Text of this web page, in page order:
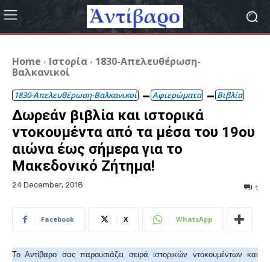
Home Ιστορία
1830-Απελευθέρωση-
Βαλκανικοί
1830-Απελευθέρωση-Βαλκανικοί Αφιερώματα Βιβλία
Δωρεάν βιβλία και ιστορικά
ντοκουμέντα από τα μέσα του 19ου
αιώνα έως σήμερα για το
Μακεδονικό Ζήτημα!
24 December, 2018 1
Facebook X WhatsApp
Το Αντίβαρο σας παρουσιάζει σειρά ιστορικών ντοκουμέντων και